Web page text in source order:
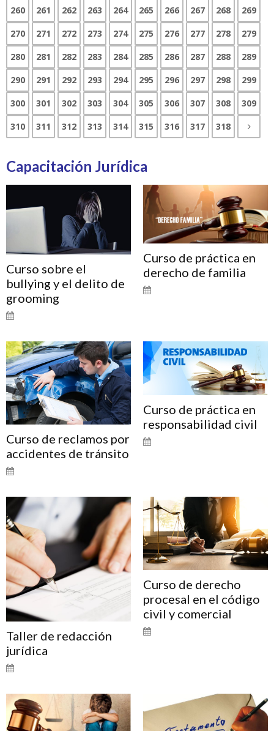
260 261 262 263 264 265 266 267 268
269
270
271 272 273 274 275 276 277 278
279
280
281 282 283 284 285 286 287 288
289
290
291 292 293 294 295 296 297 298
299
300
301 302 303 304 305 306 307 308
309
310
311 312 313 314 315 316 317 318
Capacitación Jurídica
Curso sobre el
bullying y el delito de
grooming
Curso de práctica en
derecho de familia
Curso de reclamos por
accidentes de tránsito
Curso de práctica en
responsabilidad civil
Taller de redacción
jurídica
Curso de derecho
procesal en el código
civil y comercial